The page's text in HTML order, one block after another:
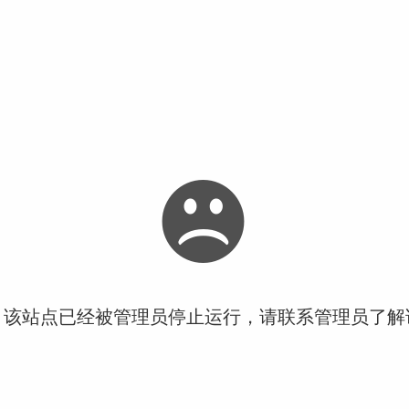
站点已经被管理员停止运行，请联系管理员了